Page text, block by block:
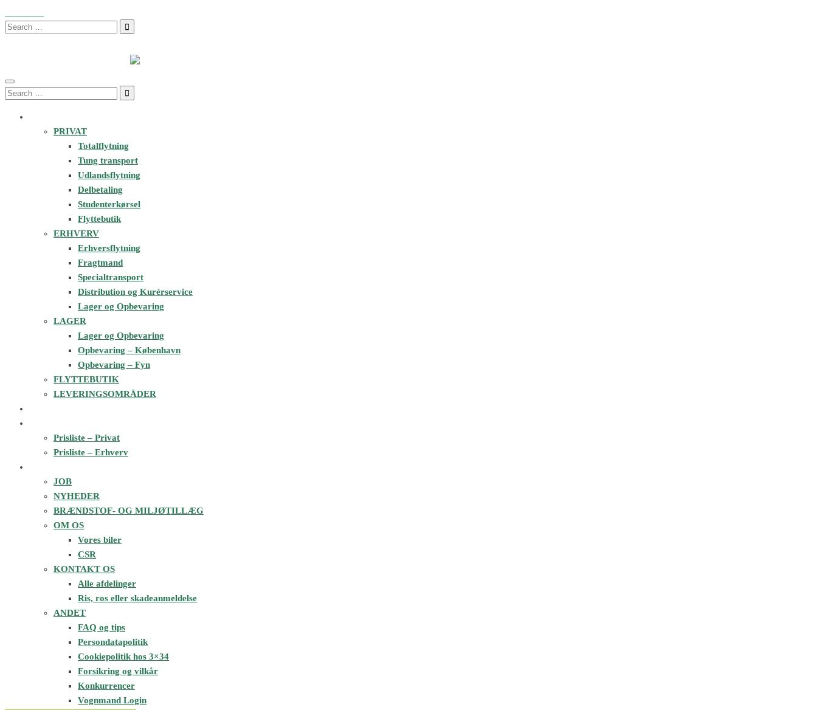
Search
Search
PRIVAT
Totalflytning
Tung transport
Udlandsflytning
Delbetaling
Studenterkørsel
Flyttebutik
ERHVERV
Erhversflytning
Fragtmand
Specialtransport
Distribution og Kurérservice
Lager og Opbevaring
LAGER
Lager og Opbevaring
Opbevaring – København
Opbevaring – Fyn
FLYTTEBUTIK
LEVERINGSOMRÅDER
Prisliste – Privat
Prisliste – Erhverv
JOB
NYHEDER
BRÆNDSTOF- OG MILJØTILLÆG
OM OS
Vores biler
CSR
KONTAKT OS
Alle afdelinger
Ris, ros eller skadeanmeldelse
ANDET
FAQ og tips
Persondatapolitik
Cookiepolitik hos 3×34
Forsikring og vilkår
Konkurrencer
Vognmand Login